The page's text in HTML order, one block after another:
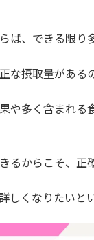
ば、できる限り
な摂取量がある
や多く含まれ
るからこそ、正
しくなりたいと